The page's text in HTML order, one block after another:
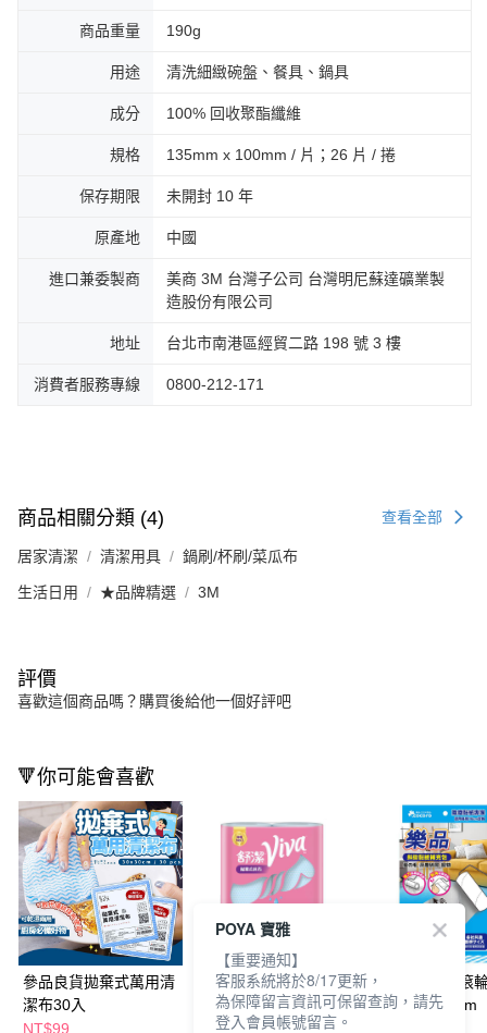
商品重量 190g
用途 清洗細緻碗盤、餐具、鍋具
成分 100% 回收聚酯纖維
規格 135mm x 100mm / 片；26 片 / 捲
保存期限 未開封 10 年
原產地 中國
進口兼委製商
美商 3M 台灣子公司 台灣明尼蘇達礦業製
造股份有限公司
地址 台北市南港區經貿二路 198 號 3 樓
消費者服務專線 0800-212-171
商品相關分類 (4) 查看全部
居家清潔 清潔用具 鍋刷/杯刷/菜瓜布
生活日用 ★品牌精選 3M
評價
喜歡這個商品嗎？購買後給他一個好評吧
🔻你可能會喜歡
參品良貨拋棄式萬用清
潔布30入
NT$99
舒潔Viva拋棄式抹布45
張2捲
NT$145
樂品斜撕清潔滾
包60回3入16cm
POYA 寶雅
【重要通知】
客服系統將於8/17更新，
為保障留言資訊可保留查詢，請先
登入會員帳號留言。